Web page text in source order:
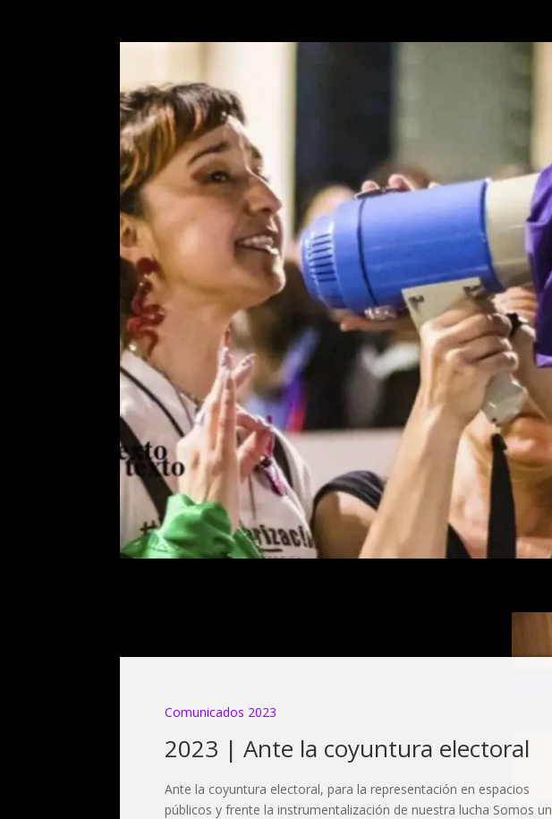
Comunicados 2023
2023 | Ante la coyuntura electoral
Ante la coyuntura electoral, para la representación en espacios
públicos y frente la instrumentalización de nuestra lucha Somos un